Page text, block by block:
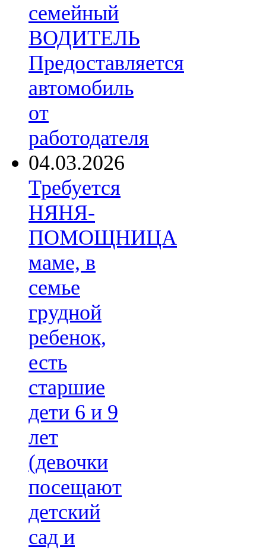
семейный
ВОДИТЕЛЬ
Предоставляется
автомобиль
от
работодателя
04.03.2026
Требуется
НЯНЯ-
ПОМОЩНИЦА
маме, в
семье
грудной
ребенок,
есть
старшие
дети 6 и 9
лет
(девочки
посещают
детский
сад и